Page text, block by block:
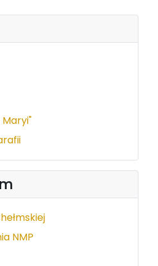
NMP